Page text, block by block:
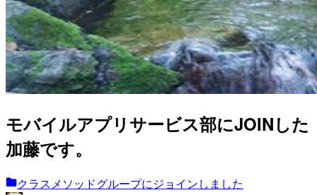
モバイルアプリサービス部にJOINした
加藤です。
クラスメソッドグループにジョインしました